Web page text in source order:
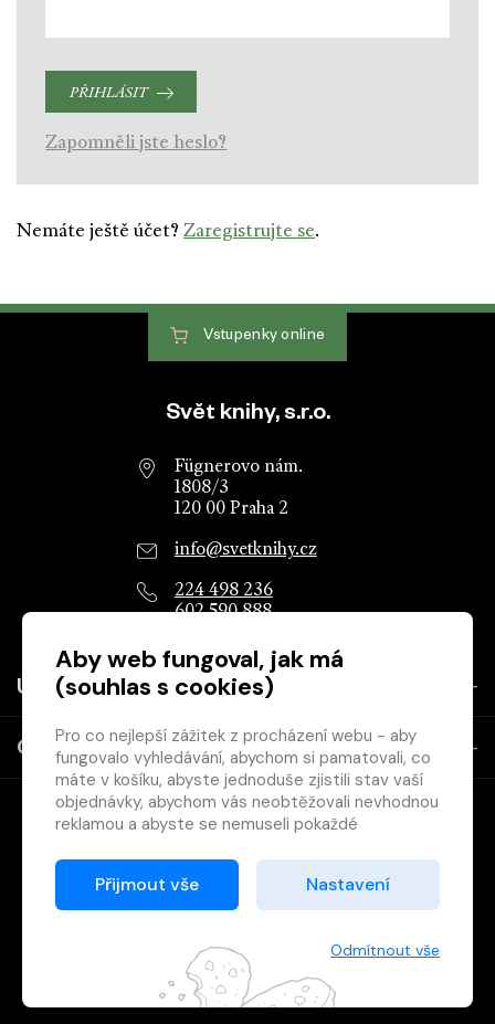
PŘIHLÁSIT
Zapomněli jste heslo?
Nemáte ještě účet? Zaregistrujte se.
Patička webu
Vstupenky online
Svět knihy, s.r.o.
Fügnerovo nám.
1808/3
120 00 Praha 2
info@svetknihy.cz
224 498 236
602 590 888
Užitečné
O společnosti
knihkupců a nakladatelů.
VytištěnoGrand IT s.r.o.
Aby web fungoval, jak má
(souhlas s cookies)
Pro co nejlepší zážitek z procházení webu - aby
fungovalo vyhledávání, abychom si pamatovali, co
máte v košíku, abyste jednoduše zjistili stav vaší
objednávky, abychom vás neobtěžovali nevhodnou
reklamou a abyste se nemuseli pokaždé
Proto od vás potřebujeme souhlas se
zpracováním souborů cookies
Děkujeme, že nám ho dáte a pomůžete nám tak
Přijmout vše Nastavení
Odmítnout vše